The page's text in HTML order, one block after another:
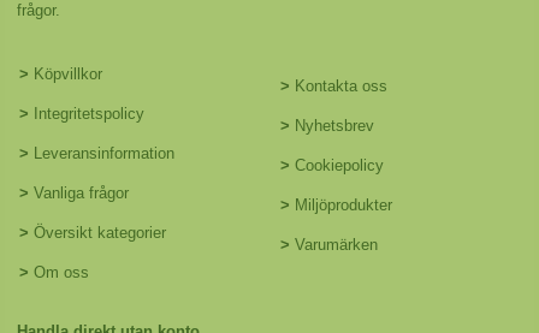
frågor.
> Köpvillkor
> Integritetspolicy
> Leveransinformation
> Vanliga frågor
> Översikt kategorier
> Om oss
> Kontakta oss
> Nyhetsbrev
> Cookiepolicy
> Miljöprodukter
> Varumärken